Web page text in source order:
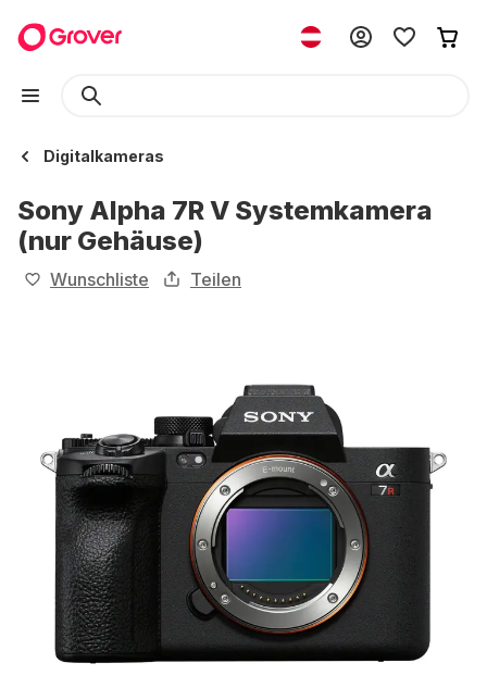
Digitalkameras
Sony Alpha 7R V Systemkamera
(nur Gehäuse)
Wunschliste Teilen